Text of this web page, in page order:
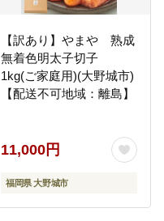
【訳あり】やまや 熟成
無着色明太子切子
1kg(ご家庭用)(大野城市)
【配送不可地域：離島】
11,000円
福岡県 大野城市